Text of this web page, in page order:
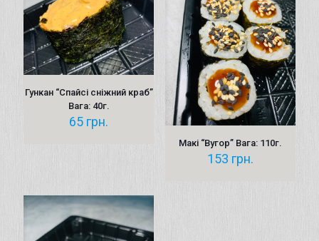
Гункан “Cпайсі сніжний краб”
Вага: 40г.
65 грн.
Макі “Вугор” Вага: 110г.
153 грн.